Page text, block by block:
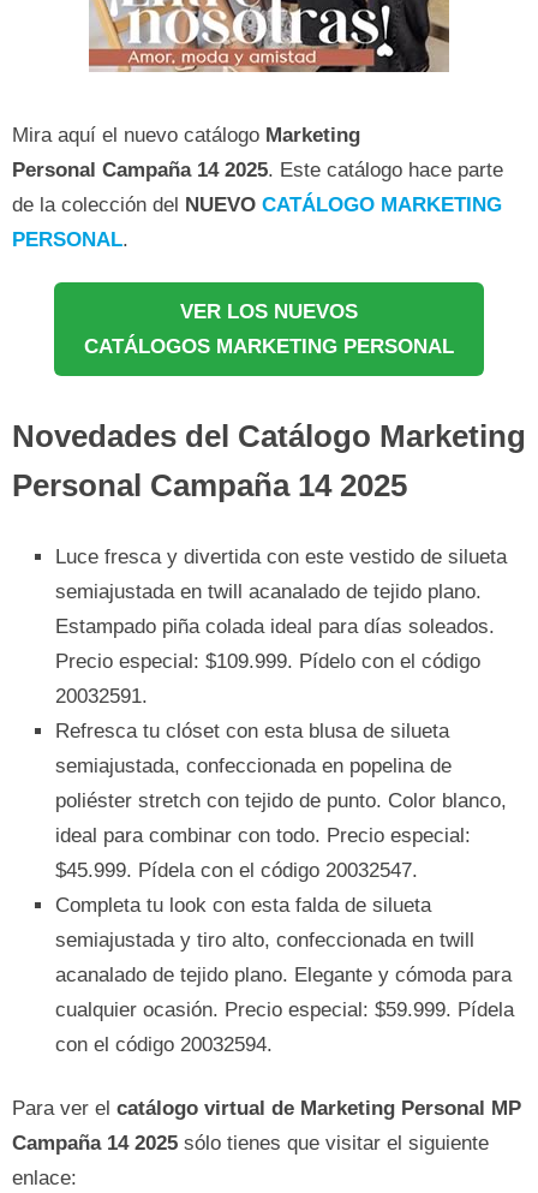
Mira aquí el nuevo catálogo Marketing
Personal Campaña 14 2025. Este catálogo hace parte
de la colección del NUEVO CATÁLOGO MARKETING
PERSONAL.
VER LOS NUEVOS
CATÁLOGOS MARKETING PERSONAL
Novedades del Catálogo Marketing
Personal Campaña 14 2025
Luce fresca y divertida con este vestido de silueta
semiajustada en twill acanalado de tejido plano.
Estampado piña colada ideal para días soleados.
Precio especial: $109.999. Pídelo con el código
20032591.
Refresca tu clóset con esta blusa de silueta
semiajustada, confeccionada en popelina de
poliéster stretch con tejido de punto. Color blanco,
ideal para combinar con todo. Precio especial:
$45.999. Pídela con el código 20032547.
Completa tu look con esta falda de silueta
semiajustada y tiro alto, confeccionada en twill
acanalado de tejido plano. Elegante y cómoda para
cualquier ocasión. Precio especial: $59.999. Pídela
con el código 20032594.
Para ver el catálogo virtual de Marketing Personal MP
Campaña 14 2025 sólo tienes que visitar el siguiente
enlace: